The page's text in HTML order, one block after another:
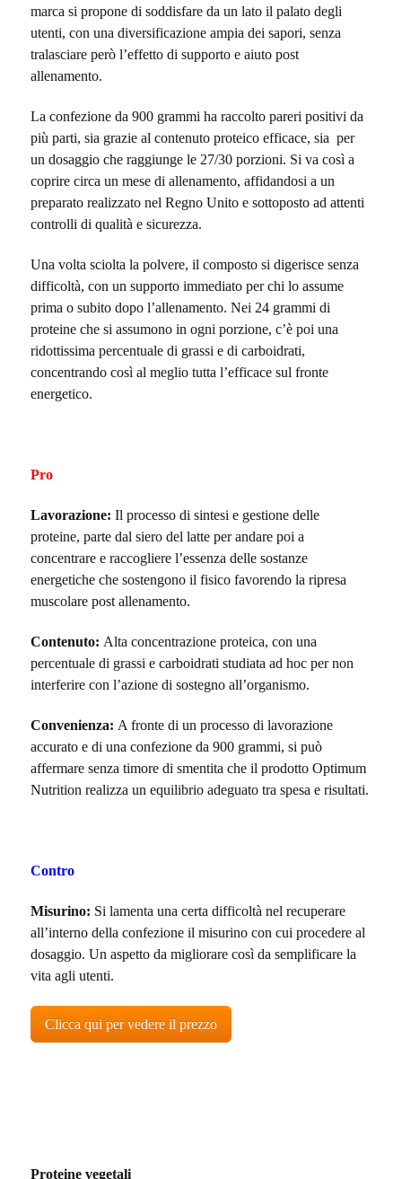
marca si propone di soddisfare da un lato il palato degli
utenti, con una diversificazione ampia dei sapori, senza
tralasciare però l’effetto di supporto e aiuto post
allenamento.
La confezione da 900 grammi ha raccolto pareri positivi da
più parti, sia grazie al contenuto proteico efficace, sia per
un dosaggio che raggiunge le 27/30 porzioni. Si va così a
coprire circa un mese di allenamento, affidandosi a un
preparato realizzato nel Regno Unito e sottoposto ad attenti
controlli di qualità e sicurezza.
Una volta sciolta la polvere, il composto si digerisce senza
difficoltà, con un supporto immediato per chi lo assume
prima o subito dopo l’allenamento. Nei 24 grammi di
proteine che si assumono in ogni porzione, c’è poi una
ridottissima percentuale di grassi e di carboidrati,
concentrando così al meglio tutta l’efficace sul fronte
energetico.
Pro
Lavorazione: Il processo di sintesi e gestione delle
proteine, parte dal siero del latte per andare poi a
concentrare e raccogliere l’essenza delle sostanze
energetiche che sostengono il fisico favorendo la ripresa
muscolare post allenamento.
Contenuto: Alta concentrazione proteica, con una
percentuale di grassi e carboidrati studiata ad hoc per non
interferire con l’azione di sostegno all’organismo.
Convenienza: A fronte di un processo di lavorazione
accurato e di una confezione da 900 grammi, si può
affermare senza timore di smentita che il prodotto Optimum
Nutrition realizza un equilibrio adeguato tra spesa e risultati.
Contro
Misurino: Si lamenta una certa difficoltà nel recuperare
all’interno della confezione il misurino con cui procedere al
dosaggio. Un aspetto da migliorare così da semplificare la
vita agli utenti.
Clicca qui per vedere il prezzo
Proteine vegetali